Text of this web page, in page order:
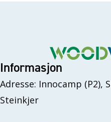
Informasjon
Adresse: Innocamp (P2),
Steinkjer